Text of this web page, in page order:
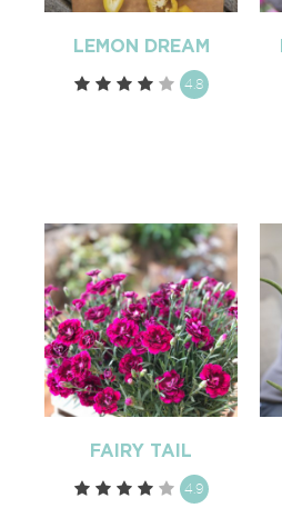
LEMON DREAM
4.8
FAIRY TAIL
4.9